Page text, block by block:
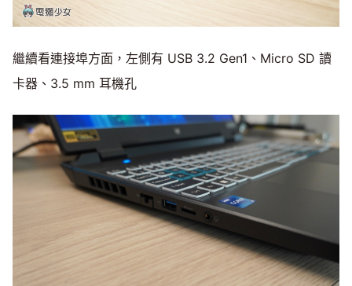
繼續看連接埠方面，左側有 USB 3.2 Gen1、Micro SD 讀
卡器、3.5 mm 耳機孔